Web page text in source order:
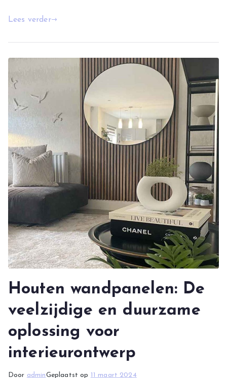
Lees verder
Houten wandpanelen: De
veelzijdige en duurzame
oplossing voor
interieurontwerp
Door adminGeplaatst op 11 maart 2024